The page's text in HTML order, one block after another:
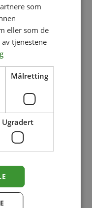
som
eller som de
tjenestene
Målretting
Ugradert